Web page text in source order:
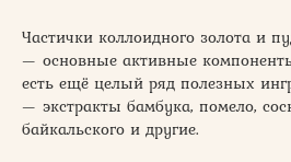
Частички коллоидного золота и
— основные активные
есть ещё целый ряд полезных
— экстракты бамбука, помело,
байкальского и другие.